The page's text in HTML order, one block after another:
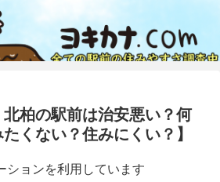
北柏の駅前は治安悪い？何
くない？住みにくい？】
ションを利用しています